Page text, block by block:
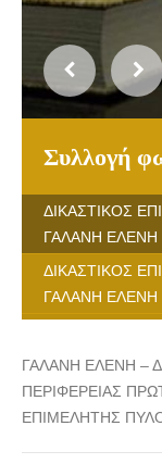
Συλλογή
ΔΙΚΑΣΤΙΚΟΣ
ΓΑΛΑΝΗ ΕΛΕΝΗ
ΔΙΚΑΣΤΙΚΟΣ
ΓΑΛΑΝΗ ΕΛΕΝΗ
ΓΑΛΑΝΗ ΕΛΕΝΗ
ΔΙΚΑΣΤΙΚΟΣ
ΓΑΛΑΝΗ ΕΛΕΝΗ
ΓΑΛΑΝΗ ΕΛΕΝΗ –
ΠΕΡΙΦΕΡΕΙΑΣ
ΕΠΙΜΕΛΗΤΗΣ